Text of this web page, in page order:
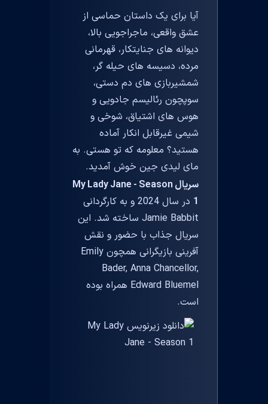
آیا برای یک داستان حماسی از
عشق واقعی، ماجراجویی بالا،
دیوانه های جنایتکار، قهرمانی
مرده، دسیسه های حیله گر،
شمشیربازی های دم دستی،
سوپچون رئالیسم جادویی و
هوس های اشتیاق، شوخی و
شیمی غیرقابل انکار آماده
هستید؟ معلومه که تو هستی. به
مای لیدی جین خوش آمدید.
سریال My Lady Jane - Season
1
در سال 2024 و به کارگردانی
Jamie Babbit ساخته شد. این
سریال جذاب با حضور و نقش
آفرینی بازیگرانی همچون Emily
Bader, Anna Chancellor,
Edward Bluemel همراه بوده
است.